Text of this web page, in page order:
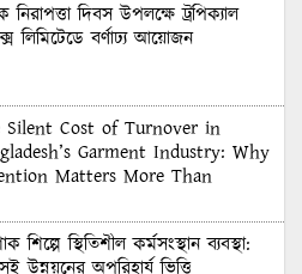
নিরাপত্তা দিবস উপলক্ষে ট্রপিক্যাল
লিমিটেডে বর্ণাঢ্য আয়োজন
Silent Cost of Turnover in
Garment Industry: Why
Matters More Than
শিল্পে স্থিতিশীল কর্মসংস্থান ব্যবস্থা:
উন্নয়নের অপরিহার্য ভিত্তি